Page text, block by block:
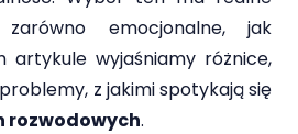
emocjonalne, jak
artykule wyjaśniamy różnice,
z jakimi spotykają się
rozwodowych.